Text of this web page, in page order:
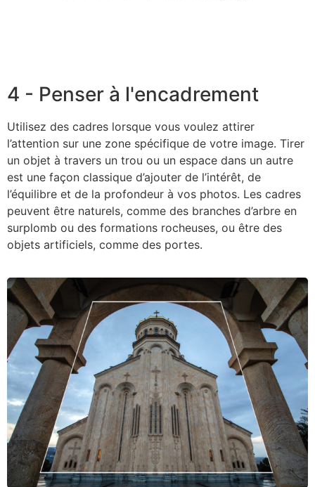
4 - Penser à l'encadrement
Utilisez des cadres lorsque vous voulez attirer
l’attention sur une zone spécifique de votre image. Tirer
un objet à travers un trou ou un espace dans un autre
est une façon classique d’ajouter de l’intérêt, de
l’équilibre et de la profondeur à vos photos. Les cadres
peuvent être naturels, comme des branches d’arbre en
surplomb ou des formations rocheuses, ou être des
objets artificiels, comme des portes.